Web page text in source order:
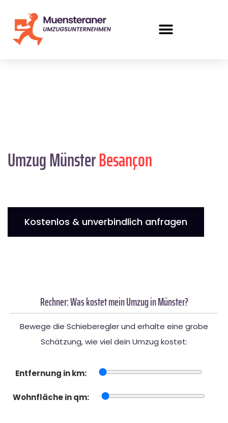
Umzug MünsterBesançon
Kostenlos & unverbindlich anfragen
Rechner: Was kostet mein Umzug in Münster?
Bewege die Schieberegler und erhalte eine grobe
Schätzung, wie viel dein Umzug kostet:
Entfernung in km:
Wohnfläche in qm: